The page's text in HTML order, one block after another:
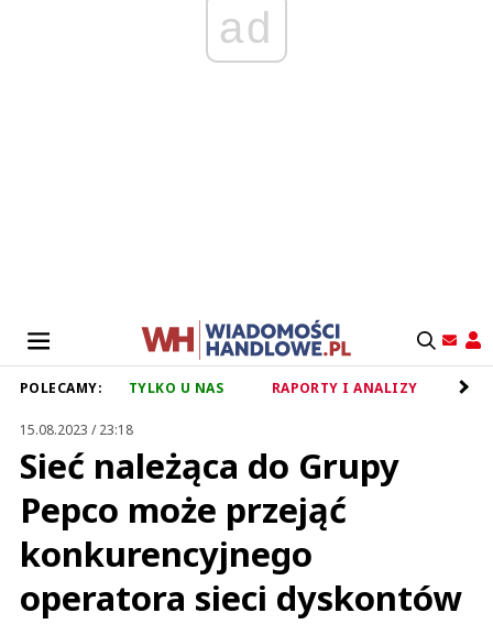
ad
POLECAMY: TYLKO U NAS RAPORTY I ANALIZY
15.08.2023 / 23:18
Sieć należąca do Grupy
Pepco może przejąć
konkurencyjnego
operatora sieci dyskontów